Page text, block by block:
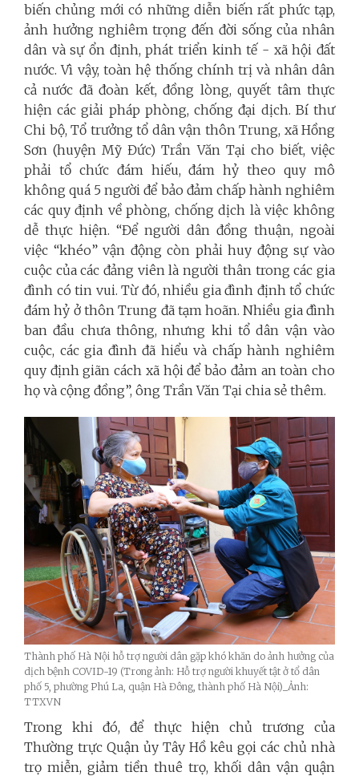
biến chủng mới có những diễn biến rất phức tạp,
ảnh hưởng nghiêm trọng đến đời sống của nhân
dân và sự ổn định, phát triển kinh tế - xã hội đất
nước. Vì vậy, toàn hệ thống chính trị và nhân dân
cả nước đã đoàn kết, đồng lòng, quyết tâm thực
hiện các giải pháp phòng, chống đại dịch. Bí thư
Chi bộ, Tổ trưởng tổ dân vận thôn Trung, xã Hồng
Sơn (huyện Mỹ Đức) Trần Văn Tại cho biết, việc
phải tổ chức đám hiếu, đám hỷ theo quy mô
không quá 5 người để bảo đảm chấp hành nghiêm
các quy định về phòng, chống dịch là việc không
dễ thực hiện. “Để người dân đồng thuận, ngoài
việc “khéo” vận động còn phải huy động sự vào
cuộc của các đảng viên là người thân trong các gia
đình có tin vui. Từ đó, nhiều gia đình định tổ chức
đám hỷ ở thôn Trung đã tạm hoãn. Nhiều gia đình
ban đầu chưa thông, nhưng khi tổ dân vận vào
cuộc, các gia đình đã hiểu và chấp hành nghiêm
quy định giãn cách xã hội để bảo đảm an toàn cho
họ và cộng đồng”, ông Trần Văn Tại chia sẻ thêm.
Thành phố Hà Nội hỗ trợ người dân gặp khó khăn do ảnh hưởng của
dịch bệnh COVID-19 (Trong ảnh: Hỗ trợ người khuyết tật ở tổ dân
phố 5, phường Phú La, quận Hà Đông, thành phố Hà Nội)_Ảnh:
TTXVN
Trong khi đó, để thực hiện chủ trương của
Thường trực Quận ủy Tây Hồ kêu gọi các chủ nhà
trọ miễn, giảm tiền thuê trọ, khối dân vận quận